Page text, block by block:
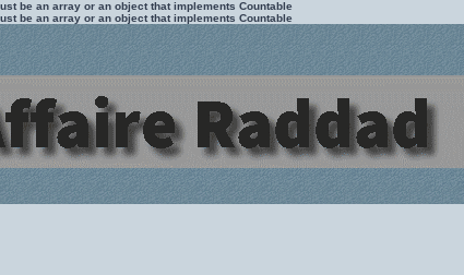
be an array or an object that implements Countable
be an array or an object that implements Countable